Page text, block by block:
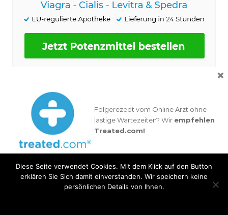
Das Mittel MUSE beinhaltet den Wirkstoff Alprostadil.
Alprostadil verbessert die Blutzufuhr zum Penis, indem es
die Muskulatur im Bereich des Penis entspannt, und sorgt
dadurch dafür, dass die Erektion dauerhafter und stärker
Diese Seite verwendet Cookies. Mit dem Klick auf den Button
erklären Sie Sich damit einverstanden. Wir speichern keine
persönlichen Details von Ihnen.
Folgerezept vom Online Arzt ohne
lästige Wartezeiten? Wir empfehlen
Treated.com!
Zum Online Rezept
×